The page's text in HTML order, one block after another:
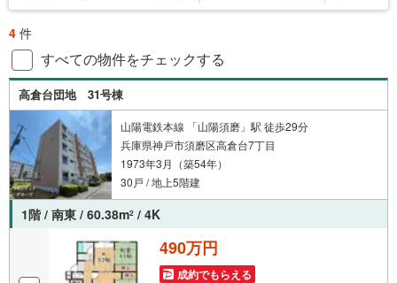
4 件
すべての物件をチェックする
高倉台団地 31号棟
山陽電鉄本線 「山陽須磨」駅 徒歩29分
兵庫県神戸市須磨区高倉台7丁目
1973年3月（築54年）
30戸 / 地上5階建
1階 / 南東 / 60.38m2 / 4K
490万円
成約でもらえる